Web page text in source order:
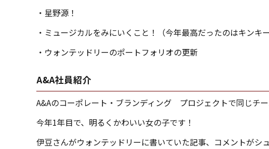
・星野源！
・ミュージカルをみにいくこと！（今年最高だったのはキンキ
・ウォンテッドリーのポートフォリオの更新
A&A社員紹介
A&Aのコーポレート・ブランディング プロジェクトで同じチー
今年1年目で、明るくかわいい女の子です！
伊豆さんがウォンテッドリーに書いていた記事、コメントがシ